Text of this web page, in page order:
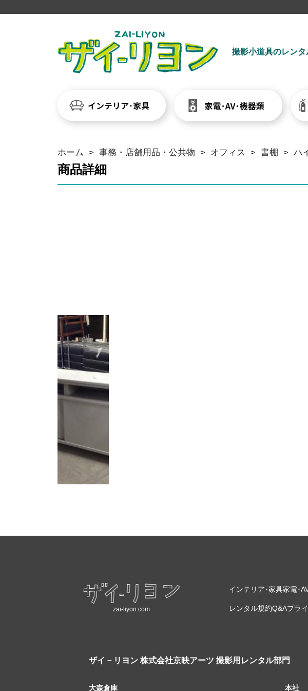
撮影小道具のレン
ホーム > 事務・店舗用品・公共物 > オフィス > 書棚 > ハ
商品詳細
zai-liyon.com
インテリア･家具家電･
レンタル規約Q&Aプラ
ザイ－リヨン 株式会社京映アーツ 撮影用レンタル部門
大森倉庫 本社